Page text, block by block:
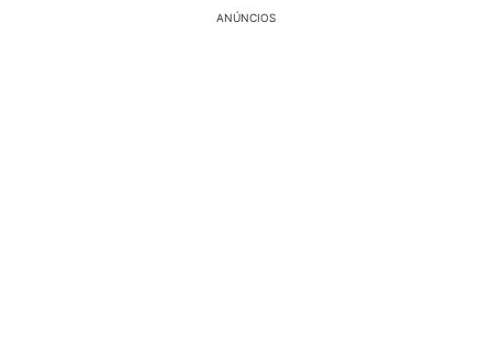
ANÚNCIOS